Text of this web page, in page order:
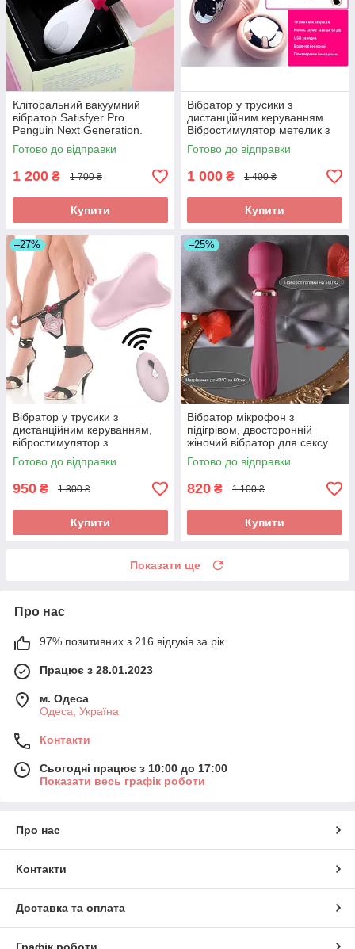
Кліторальний вакуумний
вібратор Satisfyer Pro
Penguin Next Generation.
Вуманайзер Пінгвін в
подарунковій коробці
Готово до відправки
1 200 ₴ 1 700 ₴
Купити
Вібратор у трусики з
дистанційним керуванням.
Вібростимулятор метелик з
пультом. Вібротрусики
Рожевий
Готово до відправки
1 000 ₴ 1 400 ₴
Купити
–27%
Вібратор у трусики з
дистанційним керуванням,
вібростимулятор з
дистанційним керуванням.
Вібратор у труси
Готово до відправки
950 ₴ 1 300 ₴
Купити
–25%
Вібратор мікрофон з
підігрівом, двосторонній
жіночий вібратор для сексу.
Стимулятор вібромасажер
Готово до відправки
820 ₴ 1 100 ₴
Купити
Показати ще
Про нас
97% позитивних з 216 відгуків за рік
Працює з 28.01.2023
м. Одеса
Одеса, Україна
Контакти
Сьогодні працює з 10:00 до 17:00
Показати весь графік роботи
Про нас
Контакти
Доставка та оплата